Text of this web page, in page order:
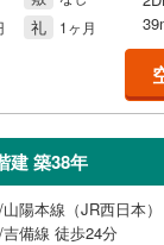
礼 1ヶ月
建 築38年
陽本線（JR西日本
備線 徒歩24分